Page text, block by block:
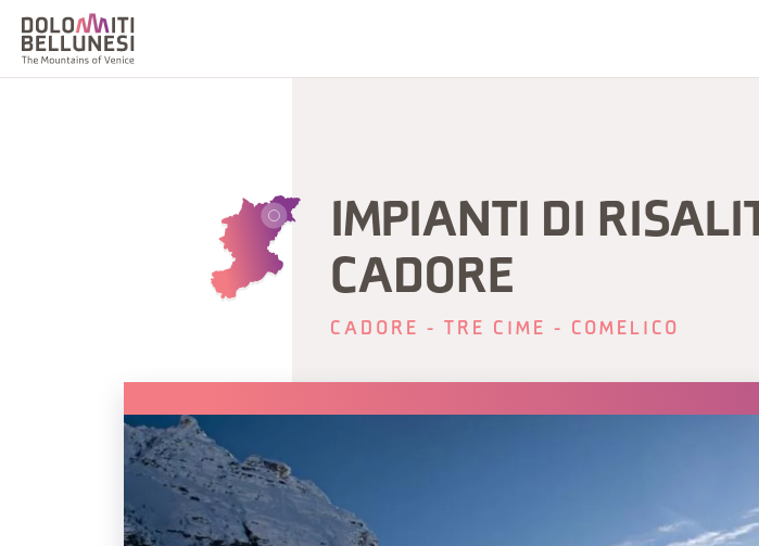
IMPIANTI DI
CADORE
CADORE - TRE CIME - COMELICO